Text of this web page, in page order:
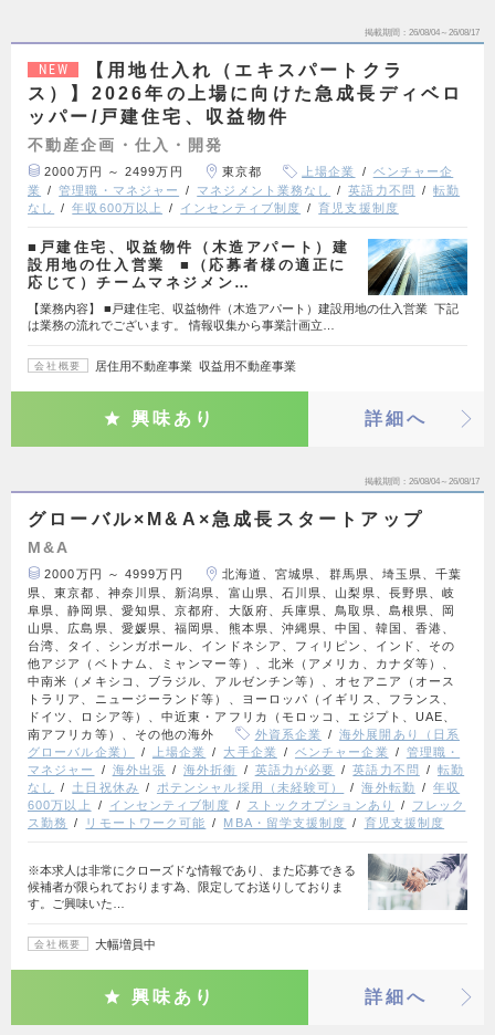
掲載期間 26/08/04～26/08/17
NEW
【用地仕入れ（エキスパートクラ
ス）】2026年の上場に向けた急成長ディベロ
ッパー/戸建住宅、収益物件
不動産企画・仕入・開発
2000万円 ～ 2499万円 東京都 上場企業
ベンチャー企
業
管理職・マネジャー マネジメント業務なし 英語力不問
転勤
なし
年収600万以上 インセンティブ制度 育児支援制度
■戸建住宅、収益物件（木造アパート）建
設用地の仕入営業 ■（応募者様の適正に
応じて）チームマネジメン…
【業務内容】 ■戸建住宅、収益物件（木造アパート）建設用地の仕入営業 下記
は業務の流れでございます。 情報収集から事業計画立…
会社概要 居住用不動産事業 収益用不動産事業
興味あり 詳細へ
掲載期間 26/08/04～26/08/17
グローバル×M&A×急成長スタートアップ
M&A
2000万円 ～ 4999万円
北海道、宮城県、群馬県、埼玉県、千葉
県、東京都、神奈川県、新潟県、富山県、石川県、山梨県、長野県、岐
阜県、静岡県、愛知県、京都府、大阪府、兵庫県、鳥取県、島根県、岡
山県、広島県、愛媛県、福岡県、熊本県、沖縄県、中国、韓国、香港、
台湾、タイ、シンガポール、インドネシア、フィリピン、インド、その
他アジア（ベトナム、ミャンマー等）、北米（アメリカ、カナダ等）、
中南米（メキシコ、ブラジル、アルゼンチン等）、オセアニア（オース
トラリア、ニュージーランド等）、ヨーロッパ（イギリス、フランス、
ドイツ、ロシア等）、中近東・アフリカ（モロッコ、エジプト、UAE、
南アフリカ等）、その他の海外
外資系企業
海外展開あり（日系
グローバル企業）
上場企業 大手企業 ベンチャー企業
管理職・
マネジャー
海外出張 海外折衝 英語力が必要 英語力不問
転勤
なし
土日祝休み ポテンシャル採用（未経験可） 海外転勤
年収
600万以上
インセンティブ制度 ストックオプションあり
フレック
ス勤務
リモートワーク可能 MBA・留学支援制度 育児支援制度
※本求人は非常にクローズドな情報であり、また応募できる
候補者が限られております為、限定してお送りしておりま
す。ご興味いた…
会社概要 大幅増員中
興味あり 詳細へ